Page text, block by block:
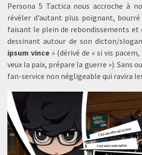
Persona 5 Tactica nous accroche à
révéler d’autant plus poignant,
faisant le plein de rebondissements et
dessinant autour de son dicton/
ipsum vince » (dérivé de « si vis
veux la paix, prépare la guerre »). Sans
fan-service non négligeable qui ravira